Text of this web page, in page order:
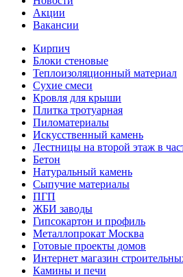
Акции
Вакансии
Кирпич
Блоки стеновые
Теплоизоляционный материал
Сухие смеси
Кровля для крыши
Плитка тротуарная
Пиломатериалы
Искусственный камень
Лестницы на второй этаж в
Бетон
Натуральный камень
Сыпучие материалы
ПГП
ЖБИ заводы
Гипсокартон и профиль
Металлопрокат Москва
Готовые проекты домов
Интернет магазин
Камины и печи